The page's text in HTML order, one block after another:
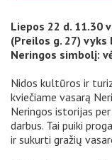
Liepos 22 d. 11.30
(Preilos g. 27)
Neringos simbolį:
Nidos kultūros ir
kviečiame vasarą
Neringos istorijas
darbus. Tai puiki
ir sukurti gražių